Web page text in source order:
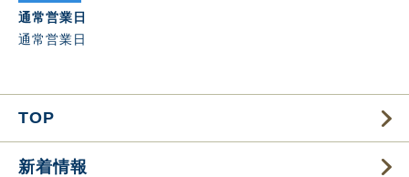
通常営業日
通常営業日
TOP
新着情報